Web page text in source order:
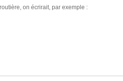
on écrirait, par exemple :